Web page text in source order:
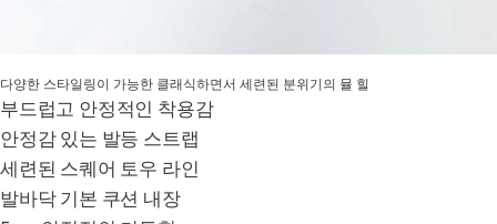
다양한 스타일링이 가능한 클래식하면서 세련된 분위기의 뮬 힐
부드럽고 안정적인 착용감
안정감 있는 발등 스트랩
세련된 스퀘어 토우 라인
발바닥 기본 쿠션 내장